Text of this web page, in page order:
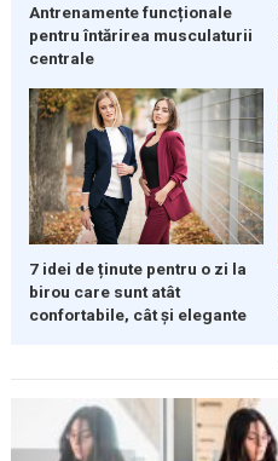
Antrenamente funcționale
pentru întărirea musculaturii
centrale
7 idei de ținute pentru o zi la
birou care sunt atât
confortabile, cât și elegante